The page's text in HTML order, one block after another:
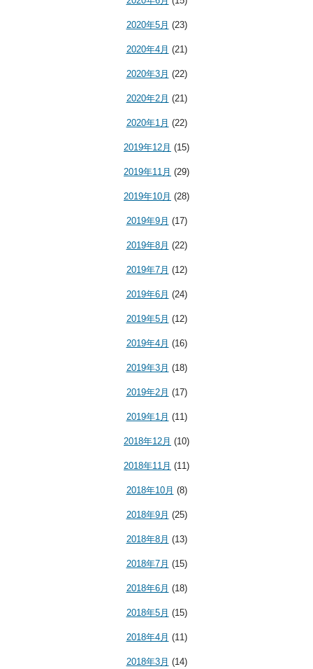
2020年5月 (23)
2020年4月 (21)
2020年3月 (22)
2020年2月 (21)
2020年1月 (22)
2019年12月 (15)
2019年11月 (29)
2019年10月 (28)
2019年9月 (17)
2019年8月 (22)
2019年7月 (12)
2019年6月 (24)
2019年5月 (12)
2019年4月 (16)
2019年3月 (18)
2019年2月 (17)
2019年1月 (11)
2018年12月 (10)
2018年11月 (11)
2018年10月 (8)
2018年9月 (25)
2018年8月 (13)
2018年7月 (15)
2018年6月 (18)
2018年5月 (15)
2018年4月 (11)
2018年3月 (14)